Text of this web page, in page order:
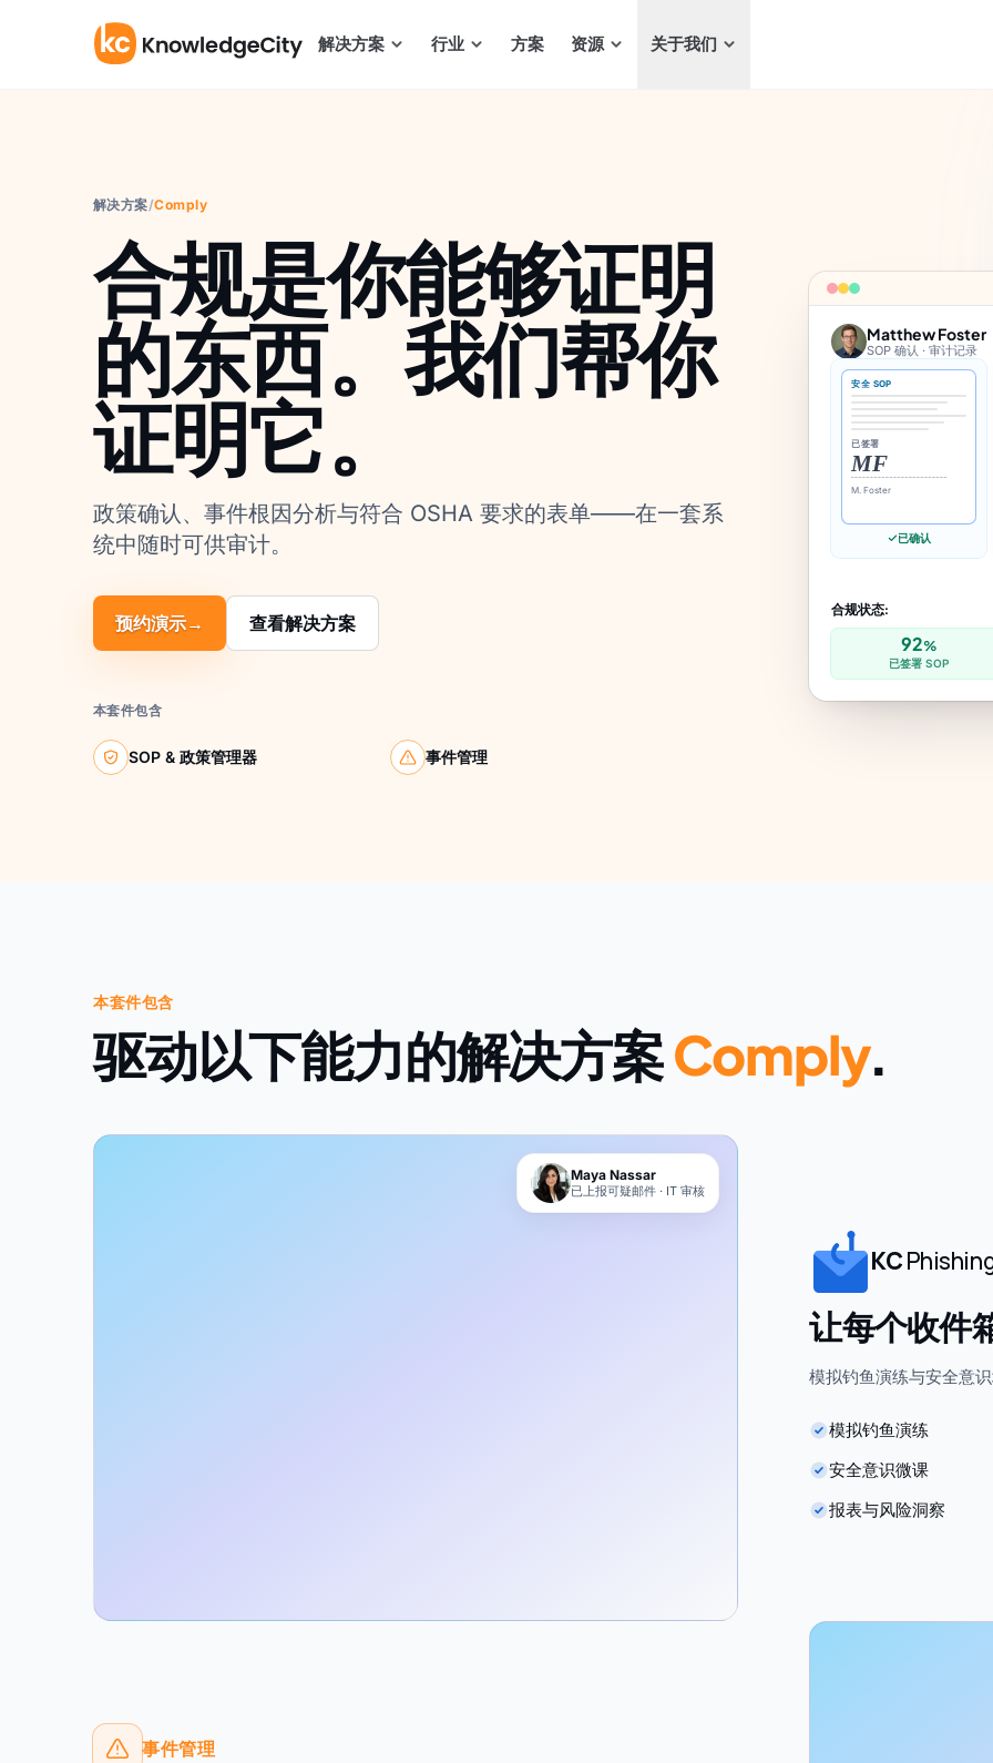
解决方案 行业 方案 资源 关于我们
解决方案/Comply
合规是你能够证明
的东西。我们帮你
证明它。
政策确认、事件根因分析与符合 OSHA 要求的表单——在一套系
统中随时可供审计。
预约演示→ 查看解决方案
本套件包含
SOP & 政策管理器 事件管理
Matthew Foster
SOP 确认 · 审计记录
安全 SOP
已签署
MF
M. Foster
已确认
合规状态:
92%
已签署 SOP
本套件包含
驱动以下能力的解决方案Comply.
Maya Nassar
已上报可疑邮件 · IT 审核
KC
让每个收件
模拟钓鱼演练与安全意
模拟钓鱼演练
安全意识微课
报表与风险洞察
事件管理